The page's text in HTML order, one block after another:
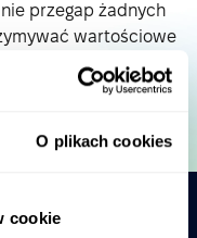
O plikach cookies
cookie
przegap żadnych
wartościowe